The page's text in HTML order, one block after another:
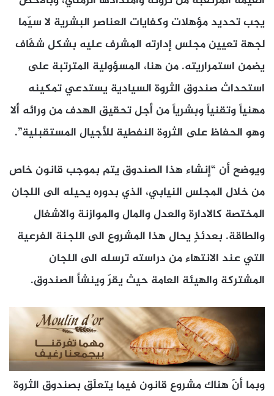
يجب تحديد مؤهلات وكفايات العناصر البشرية لا سيّما
لجهة تعيين مجلس إدارته المشرف عليه بشكل شفّاف
يضمن استمراريته. من هنا، المسؤولية المترتبة على
استحداث صندوق الثروة السيادية يستدعي تمكينه
مهنياً وتقنياً وبشرياً من أجل تحقيق الهدف من ورائه ألا
وهو الحفاظ على الثروة النفطية للأجيال المستقبلية”.
ويوضح أن “إنشاء هذا الصندوق يتم بموجب قانون خاص
من خلال المجلس النيابي، الذي بدوره يحيله الى اللجان
المختصة كالادارة والعدل والمال والموازنة والاشغال
والطاقة. بعدئذٍ يحال هذا المشروع الى اللجنة الفرعية
التي عند الانتهاء من دراسته ترسله الى اللجان
المشتركة والهيئة العامة حيث يقرّ وينشأ الصندوق.
وبما أنّ هناك مشروع قانون فيما يتعلّق بصندوق الثروة